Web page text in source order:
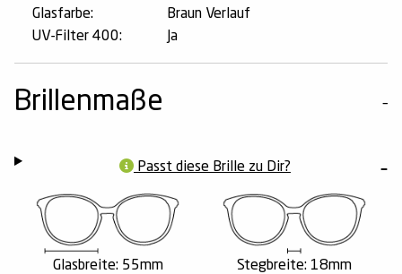
Glasfarbe:
Braun Verlauf
UV-Filter 400:
Ja
Brillenmaße
Passt diese Brille zu Dir?
Glasbreite: 55mm Stegbreite: 18mm